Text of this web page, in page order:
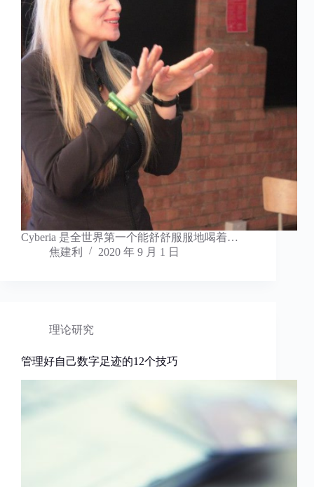
Cyberia 是全世界第一个能舒舒服服地喝着…
焦建利
2020 年 9 月 1 日
理论研究
管理好自己数字足迹的12个技巧